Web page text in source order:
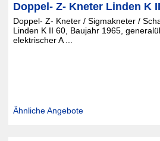
Doppel- Z- Kneter Linden K
Doppel- Z- Kneter / Sigmakneter /
Linden K II 60, Baujahr 1965,
elektrischer A ...
Ähnliche Angebote